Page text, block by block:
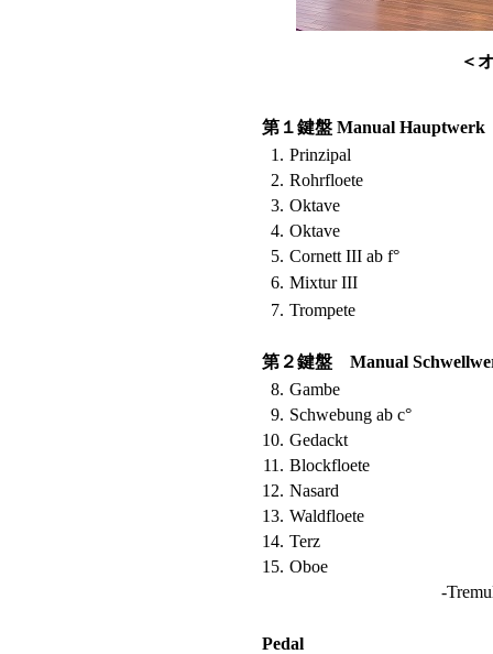
＜
第１鍵盤 Manual Hauptwerk
1. Prinzipal
2. Rohrfloete
3. Oktave
4. Oktave
5. Cornett III ab f°
6. Mixtur III
7. Trompete
第２鍵盤 Manual
8. Gambe
9. Schwebung ab c°
10. Gedackt
11. Blockfloete
12. Nasard
13. Waldfloete
14. Terz
15. Oboe
Pedal